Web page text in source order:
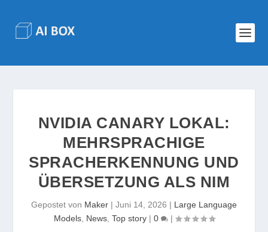
NVIDIA CANARY LOKAL:
MEHRSPRACHIGE
SPRACHERKENNUNG UND
ÜBERSETZUNG ALS NIM
Gepostet von Maker | Juni 14, 2026 | Large Language
Models, News, Top story| 0 |